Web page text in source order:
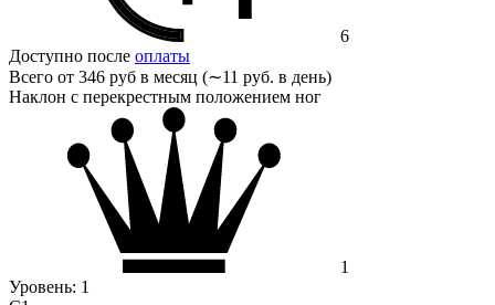
6
Доступно после оплаты
Всего от 346 руб в месяц (∼11 руб. в день)
Наклон с перекрестным положением ног
1
Уровень: 1